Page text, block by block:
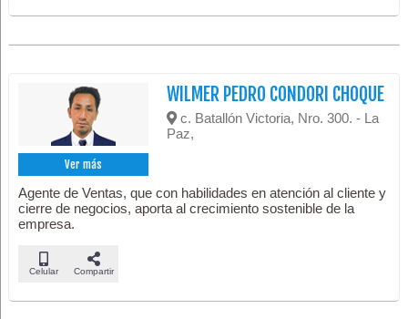
Ver más
WILMER PEDRO CONDORI CHOQUE
c. Batallón Victoria, Nro. 300. - La
Paz,
Agente de Ventas, que con habilidades en atención al cliente y
cierre de negocios, aporta al crecimiento sostenible de la
empresa.
Celular Compartir